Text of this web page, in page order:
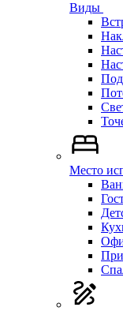
Виды
Место